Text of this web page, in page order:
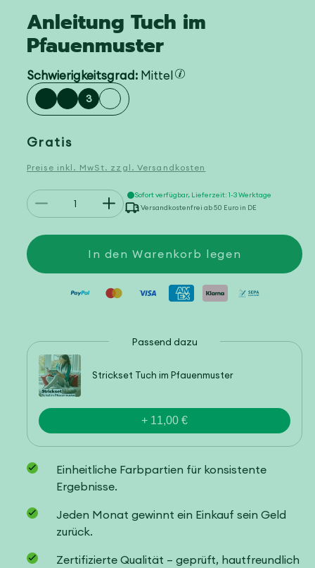
Anleitung Tuch im
Pfauenmuster
Schwierigkeitsgrad: Mittel
3
Normaler
Preis
Gratis
Preise inkl. MwSt. zzgl. Versandkosten
Anzahl
Verringere
die
für
im
Erhöhe
die
Anleitung
Tuch
im
Sofort verfügbar, Lieferzeit: 1-3 Werktage
Versandkostenfrei ab 50 Euro in DE
In den Warenkorb legen
Passend dazu
Strickset Tuch im Pfauenmuster
+ 11,00 €
Einheitliche Farbpartien für konsistente
Ergebnisse.
Jeden Monat gewinnt ein Einkauf sein Geld
zurück.
Zertifizierte Qualität – geprüft, hautfreundlich